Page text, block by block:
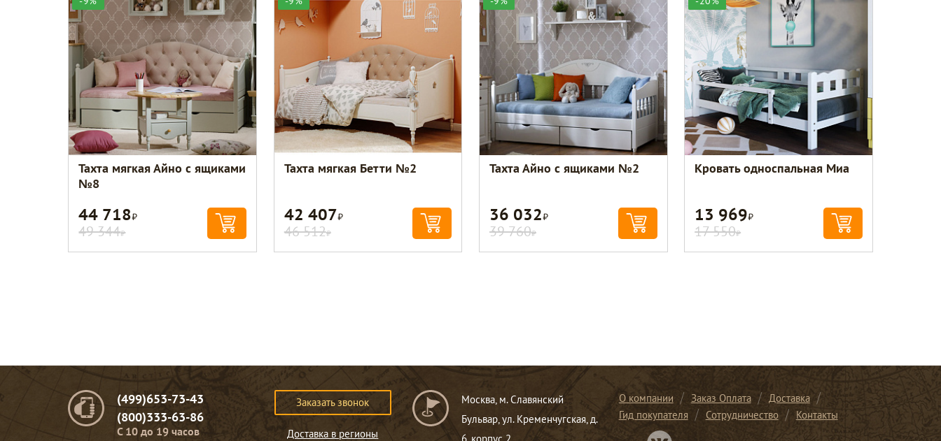
Тахта мягкая Айно с ящиками
№8
44 718Р
49 344Р
Тахта мягкая Бетти №2
42 407Р
46 512Р
Тахта Айно с ящиками №2
36 032Р
39 760Р
Кровать односпальная Миа
13 969Р
17 550Р
(499)653-73-43
(800)333-63-86
C 10 до 19 часов
Заказать звонок
Доставка в регионы
Москва, м. Славянский
Бульвар, ул. Кременчугская, д.
О компании Заказ Оплата
Доставка
Гид покупателя
Сотрудничество
Контакты
Перейти в нашу группу Вконтакте